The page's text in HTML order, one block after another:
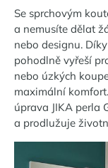
Se sprchovým
a nemusíte dělat
nebo designu.
pohodlně vyřeší
nebo úzkých
maximální
úprava JIKA perla
a prodlužuje